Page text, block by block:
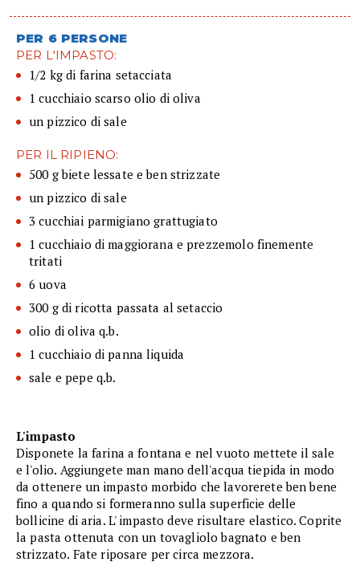
PER 6 PERSONE
PER L'IMPASTO:
1/2 kg di farina setacciata
1 cucchiaio scarso olio di oliva
un pizzico di sale
PER IL RIPIENO:
500 g biete lessate e ben strizzate
un pizzico di sale
3 cucchiai parmigiano grattugiato
1 cucchiaio di maggiorana e prezzemolo finemente
tritati
6 uova
300 g di ricotta passata al setaccio
olio di oliva q.b.
1 cucchiaio di panna liquida
sale e pepe q.b.
L'impasto
Disponete la farina a fontana e nel vuoto mettete il sale
e l'olio. Aggiungete man mano dell'acqua tiepida in modo
da ottenere un impasto morbido che lavorerete ben bene
fino a quando si formeranno sulla superficie delle
bollicine di aria. L' impasto deve risultare elastico. Coprite
la pasta ottenuta con un tovagliolo bagnato e ben
strizzato. Fate riposare per circa mezzora.